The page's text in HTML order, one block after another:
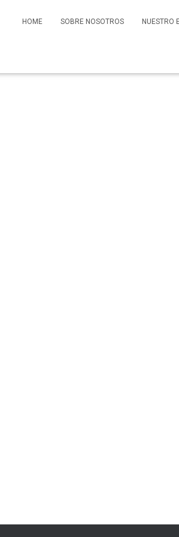
HOME SOBRE NOSOTROS NUESTRO